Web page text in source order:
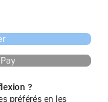
?
préférés en les